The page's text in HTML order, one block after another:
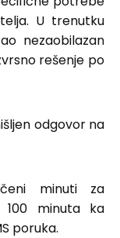
U trenutku
nezaobilazan
rešenje po
odgovor na
minuti za
100 minuta ka
poruka.